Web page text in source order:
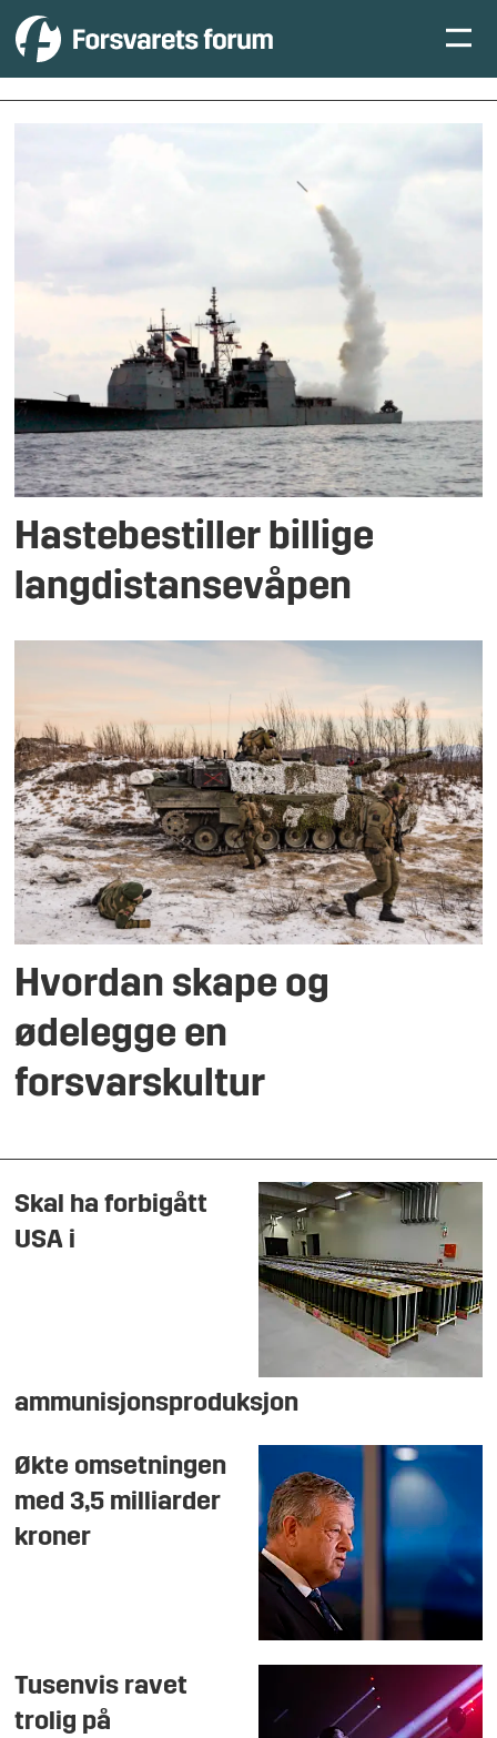
Tag:
Hastebestiller billige
langdistansevåpen
Hvordan skape og
ødelegge en
forsvarskultur
Skal ha forbigått
USA i
ammunisjonsproduksjon
Økte omsetningen
med 3,5 milliarder
kroner
Tusenvis ravet
trolig på